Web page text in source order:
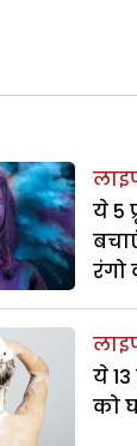
ये 5
रंगो
ये
को